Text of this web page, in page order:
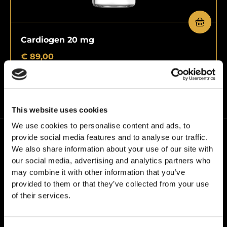
This website uses cookies
We use cookies to personalise content and ads, to
provide social media features and to analyse our traffic.
We also share information about your use of our site with
our social media, advertising and analytics partners who
may combine it with other information that you’ve
provided to them or that they’ve collected from your use
of their services.
Cardiogen 20 mg
€ 89,00
W24PEPTIDES działamy pod własną marką – Grail
kompromisów.